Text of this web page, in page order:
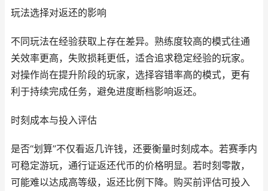
玩法选择对返还的影响
不同玩法在经验获取上存在差异。熟练度较高的模式往通
关效率更高，失败损耗更低，适合追求稳定经验的玩家。
对操作尚在提升阶段的玩家，选择容错率高的模式，更有
利于持续完成任务，避免进度断档影响返还。
时刻成本与投入评估
是否“划算”不仅看返几许钱，还要衡量时刻成本。若赛季内
可稳定游玩，通行证返还代币的价格明显。若时刻零散，
可能难以达成高等级，返还比例下降。购买前评估可投入